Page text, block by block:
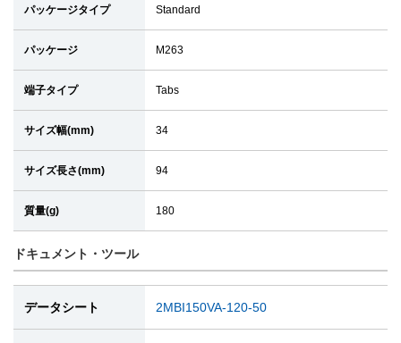
パッケージタイプ Standard
パッケージ M263
端子タイプ Tabs
サイズ幅(mm) 34
サイズ長さ(mm) 94
質量(g) 180
ドキュメント・ツール
データシート 2MBI150VA-120-50